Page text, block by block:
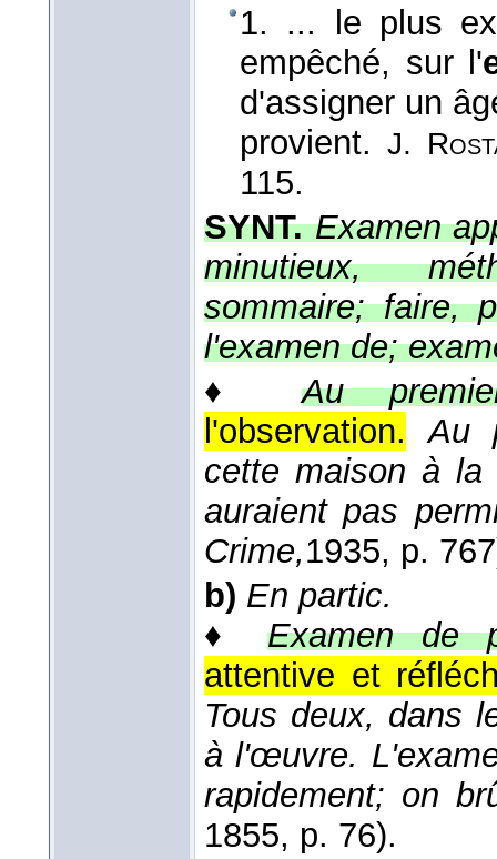
1. ... le plus
empêché, sur l'
d'assigner un
provient.J.
115.
SYNT.Examen
minutieux,
sommaire; faire,
l'examen de;
♦Au
l'observation.
Au
cette maison à
auraient pas
Crime,1935, p.
b) En partic.
♦ Examen de
attentive et
Tous deux, dans
à l'œuvre.
rapidement; on
1855, p. 76).